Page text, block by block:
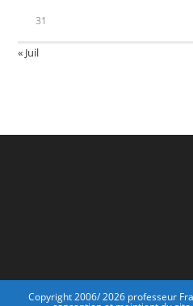
31
« Juil
Copyright 2006/ 2026 professeur